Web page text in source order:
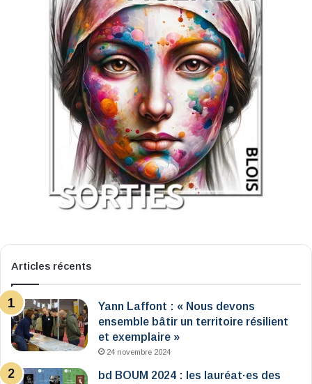
Articles récents
Yann Laffont : « Nous devons
ensemble bâtir un territoire résilient
et exemplaire »
24 novembre 2024
bd BOUM 2024 : les lauréat·es des